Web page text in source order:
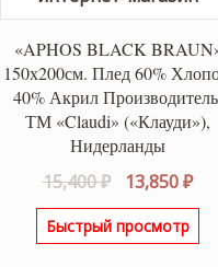
«APHOS BLACK
150х200см. Плед 60%
40% Акрил
ТМ «Claudi» («Клауди»),
Нидерланды
15,400₽
цена
составляла
13,850₽
Быстрый просмотр